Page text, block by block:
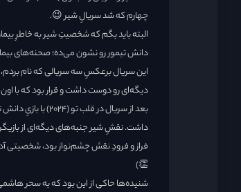
چهارم که شد سریالِ شیر 😉.
البته باید بگم که شخصیتِ شیر به خاطرِ
دانش تیمور رو نشون می‌ده؛ صحنه‌های
این سریال برعکسِ سه سریالی که نام
دیگه‌ای رو دوست داشت و قرار بود که با
بعد از سریال در
داشت. نقشِ شیر جنبه‌های دیگه‌ای از
فراز و فرودِ نقش چشم‌نواز بود، شخصیتی
👏)
شنیده‌ها حاکی از این بود که به سحر